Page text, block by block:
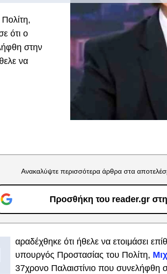
ότι ο
στην
να
Ανακαλύψτε περισσότερα άρθρα στα
Προσθήκη του reader.gr
αραδέχθηκε ότι ήθελε να ετοιμάσει
υπουργός Προστασίας του Πολίτη,
37χρονο Παλαιστίνιο που συνελήφθη